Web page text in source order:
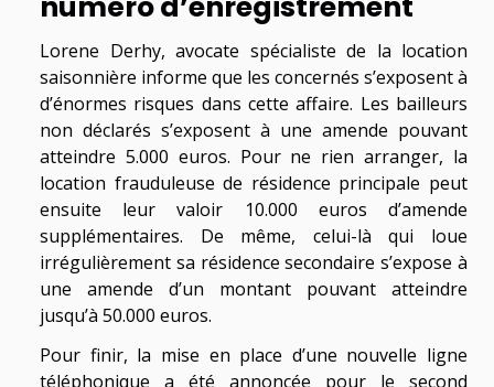
Lorene Derhy, avocate spécialiste de la location
saisonnière informe que les concernés s’exposent à
d’énormes risques dans cette affaire. Les bailleurs
non déclarés s’exposent à une amende pouvant
atteindre 5.000 euros. Pour ne rien arranger, la
location frauduleuse de résidence principale peut
ensuite leur valoir 10.000 euros d’amende
supplémentaires. De même, celui-là qui loue
irrégulièrement sa résidence secondaire s’expose à
une amende d’un montant pouvant atteindre
jusqu’à 50.000 euros.
Pour finir, la mise en place d’une nouvelle ligne
téléphonique a été annoncée pour le second